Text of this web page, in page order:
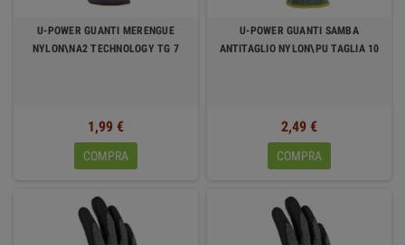
U-POWER GUANTI MERENGUE
NYLON\NA2 TECHNOLOGY TG 7
1,99 €
COMPRA
U-POWER GUANTI SAMBA
ANTITAGLIO NYLON\PU TAGLIA 10
2,49 €
COMPRA